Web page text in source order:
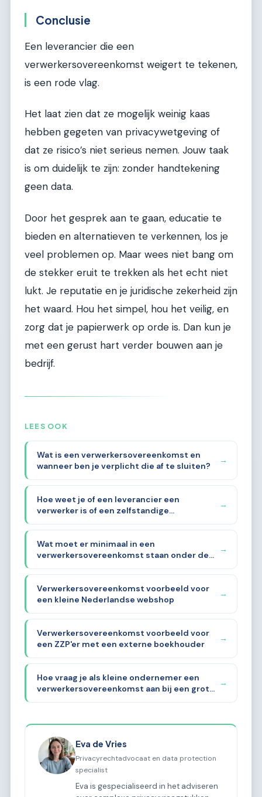
Conclusie
Een leverancier die een
verwerkersovereenkomst weigert te tekenen,
is een rode vlag.
Het laat zien dat ze mogelijk weinig kaas
hebben gegeten van privacywetgeving of
dat ze risico’s niet serieus nemen. Jouw taak
is om duidelijk te zijn: zonder handtekening
geen data.
Door het gesprek aan te gaan, educatie te
bieden en alternatieven te verkennen, los je
veel problemen op. Maar wees niet bang om
de stekker eruit te trekken als het echt niet
lukt. Je reputatie en je juridische zekerheid zijn
het waard. Hou het simpel, hou het veilig, en
zorg dat je papierwerk op orde is. Dan kun je
met een gerust hart verder bouwen aan je
bedrijf.
LEES OOK
Wat is een verwerkersovereenkomst en
wanneer ben je verplicht die af te sluiten?
→
Hoe weet je of een leverancier een
verwerker is of een zelfstandige
verwerkingsverantwoordelijke?
→
Wat moet er minimaal in een
verwerkersovereenkomst staan onder de
AVG?
→
Verwerkersovereenkomst voorbeeld voor
een kleine Nederlandse webshop
→
Verwerkersovereenkomst voorbeeld voor
een ZZP'er met een externe boekhouder
→
Hoe vraag je als kleine ondernemer een
verwerkersovereenkomst aan bij een grote
leverancier?
→
Eva de Vries
Privacyrechtadvocaat en data protection
specialist
Eva is gespecialiseerd in het adviseren